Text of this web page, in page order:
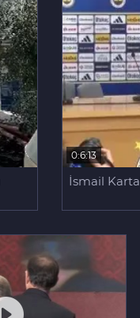
0:6:13
İsmail